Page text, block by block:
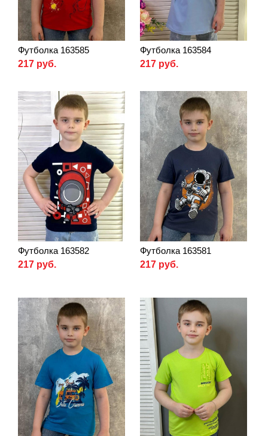
Футболка 163585
217 руб.
Футболка 163584
217 руб.
Футболка 163582
217 руб.
Футболка 163581
217 руб.